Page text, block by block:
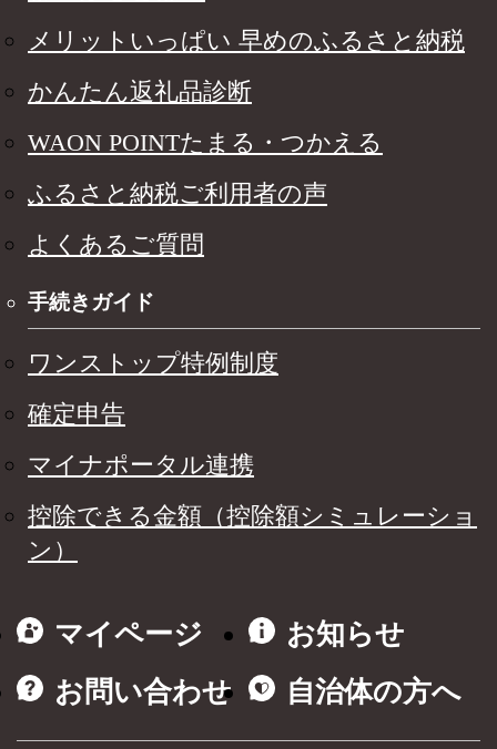
メリットいっぱい 早めのふるさと納税
かんたん返礼品診断
WAON POINTたまる・つかえる
ふるさと納税ご利用者の声
よくあるご質問
手続きガイド
ワンストップ特例制度
確定申告
マイナポータル連携
控除できる金額（控除額シミュレーショ
ン）
マイページ
お知らせ
お問い合わせ
自治体の方へ